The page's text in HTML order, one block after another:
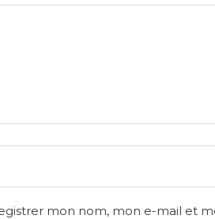
mon nom, mon e-mail et